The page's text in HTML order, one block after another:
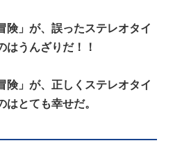
険」が、誤ったステレオタイ
はうんざりだ！！
険」が、正しくステレオタイ
はとても幸せだ。